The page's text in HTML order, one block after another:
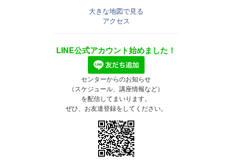
大きな地図で見る
アクセス
LINE公式アカウント始めました！
センターからのお知らせ
（スケジュール、講座情報など）
を配信してまいります。
ぜひ、お友達登録をしてください。